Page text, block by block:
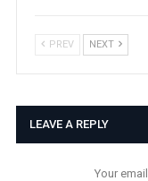
PREV NEXT
LEAVE A REPLY
Your